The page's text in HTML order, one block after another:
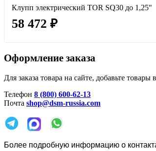
Клупп электрический TOR SQ30 до 1,25"
58 472 ₽
Оформление заказа
Для заказа товара на сайте, добавьте
Телефон 8 (800) 600-62-13
Почта shop@dsm-russia.com
Более подробную информацию о